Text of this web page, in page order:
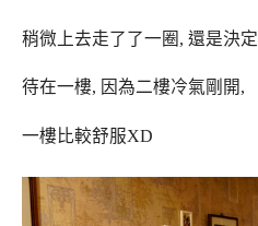
稍微上去走了了一圈, 還是決定
待在一樓, 因為二樓冷氣剛開,
一樓比較舒服XD